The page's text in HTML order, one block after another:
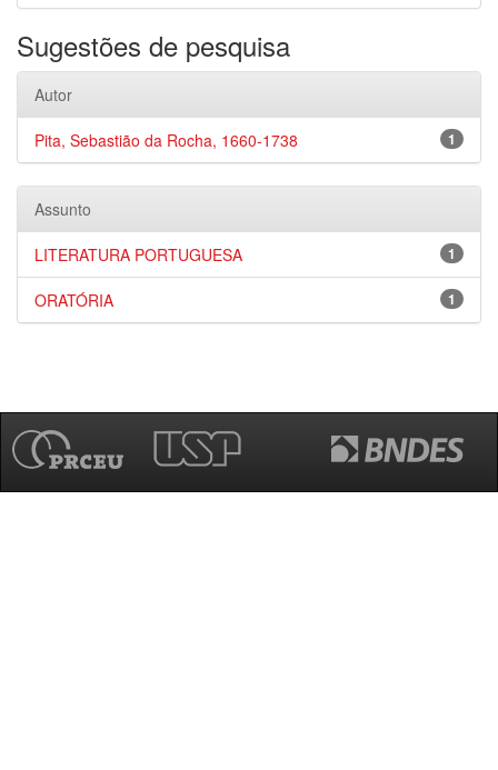
Sugestões de pesquisa
Autor
1
Pita, Sebastião da Rocha, 1660-1738
Assunto
1
LITERATURA PORTUGUESA
1
ORATÓRIA